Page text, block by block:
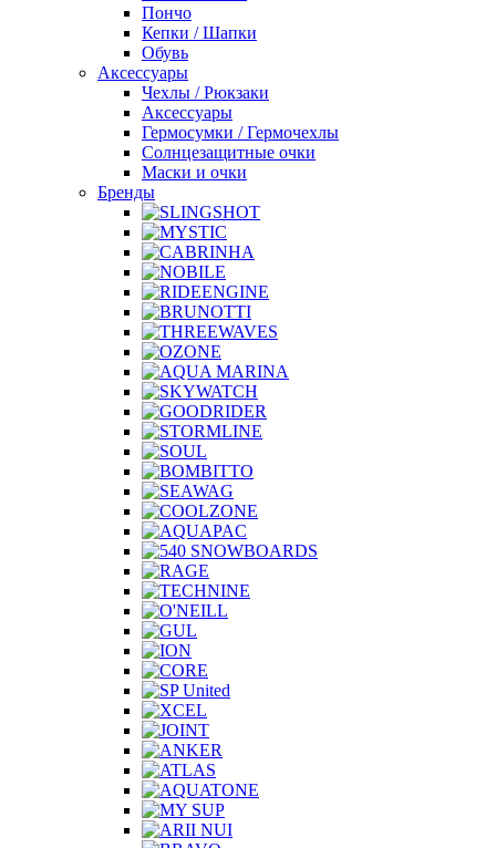
Пончо
Кепки / Шапки
Обувь
Аксессуары
Чехлы / Рюкзаки
Аксессуары
Гермосумки / Гермочехлы
Солнцезащитные очки
Маски и очки
Бренды